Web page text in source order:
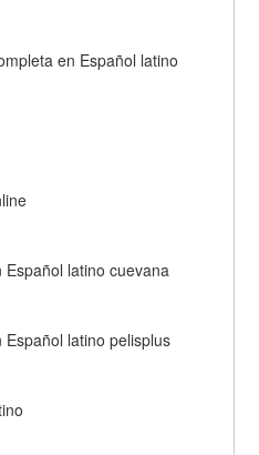
en Español latino
latino cuevana
latino pelisplus